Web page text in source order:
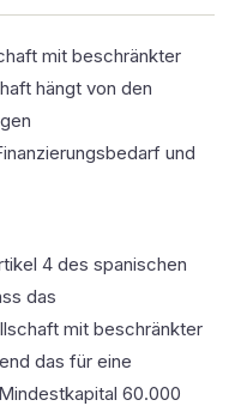
mit beschränkter
hängt von den
und
4 des spanischen
das
mit beschränkter
das für eine
60.000